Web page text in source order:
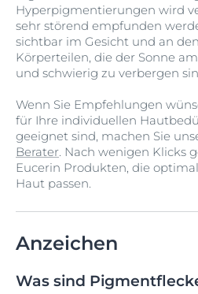
Hyperpigmentierungen wird
sehr störend empfunden
sichtbar im Gesicht und an
Körperteilen, die der Sonne
und schwierig zu verbergen
Wenn Sie Empfehlungen
für Ihre individuellen
geeignet sind, machen Sie
Berater. Nach wenigen Klicks
Eucerin Produkten, die
Haut passen.
Anzeichen
Was sind